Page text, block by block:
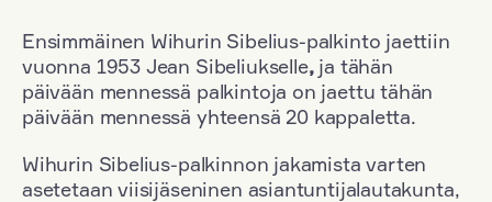
Ensimmäinen Wihurin Sibelius-palkinto jaettiin
vuonna 1953 Jean Sibeliukselle, ja tähän
päivään mennessä palkintoja on jaettu tähän
päivään mennessä yhteensä 20 kappaletta.
Wihurin Sibelius-palkinnon jakamista varten
asetetaan viisijäseninen asiantuntijalautakunta,